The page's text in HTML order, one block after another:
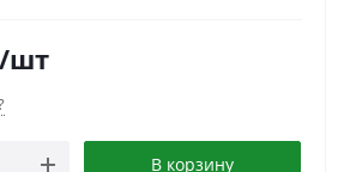
/шт
В корзину